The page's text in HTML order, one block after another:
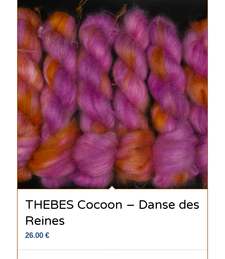
THEBES Cocoon – Danse des
Reines
26.00 €